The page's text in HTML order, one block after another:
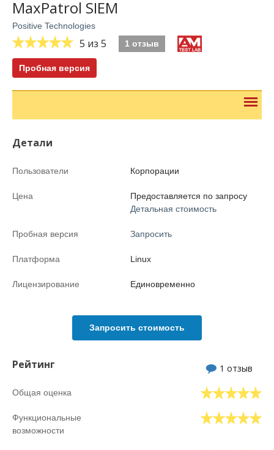
MaxPatrol SIEM
Positive Technologies
5 из 5 1 отзыв
Пробная версия
Детали
Пользователи Корпорации
Цена
Предоставляется по запросу
Детальная стоимость
Пробная версия Запросить
Платформа Linux
Лицензирование Единовременно
Запросить стоимость
Рейтинг 1 отзыв
Общая оценка
Функциональные
возможности